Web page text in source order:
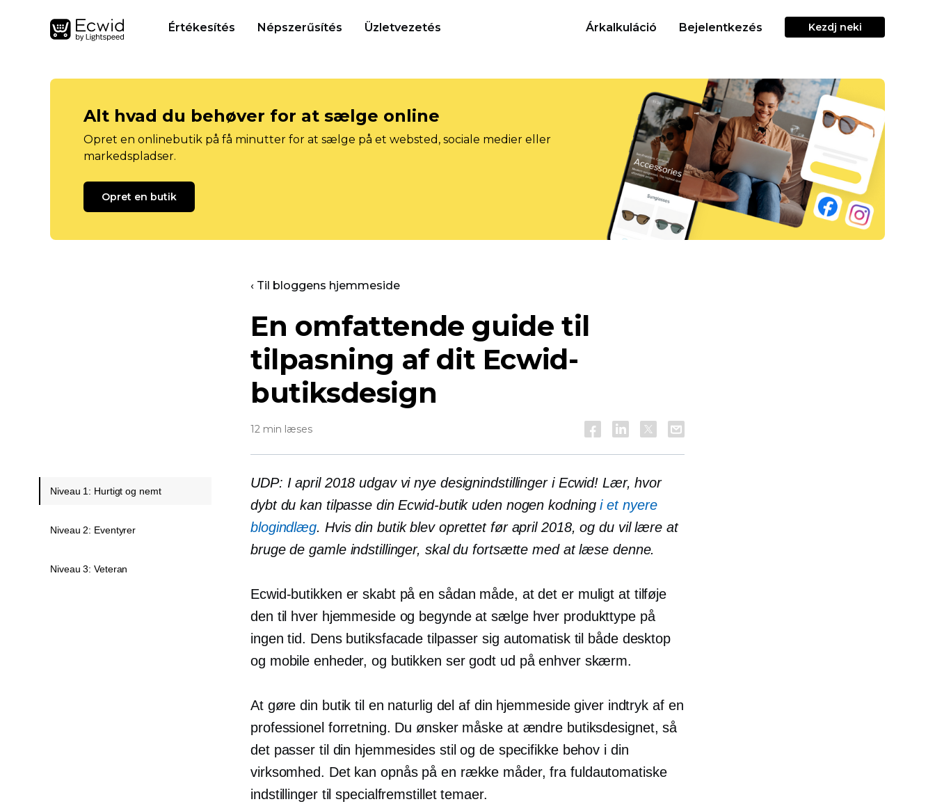
Értékesítés Népszerűsítés Üzletvezetés Árkalkuláció Bejelentkezés Kezdj neki
Alt hvad du behøver for at sælge online
Opret en onlinebutik på få minutter for at sælge på et websted, sociale medier eller
markedspladser.
Opret en butik
‹ Til bloggens hjemmeside
En omfattende guide til
tilpasning af dit Ecwid-
butiksdesign
12 min læses
UDP: I april 2018 udgav vi nye designindstillinger i Ecwid! Lær, hvor
dybt du kan tilpasse din Ecwid-butik uden nogen kodningi et nyere
blogindlæg. Hvis din butik blev oprettet før april 2018, og du vil lære at
bruge de gamle indstillinger, skal du fortsætte med at læse denne.
Ecwid-butikken er skabt på en sådan måde, at det er muligt at tilføje
den til hver hjemmeside og begynde at sælge hver produkttype på
ingen tid. Dens butiksfacade tilpasser sig automatisk til både desktop
og mobile enheder, og butikken ser godt ud på enhver skærm.
At gøre din butik til en naturlig del af din hjemmeside giver indtryk af en
professionel forretning. Du ønsker måske at ændre butiksdesignet, så
det passer til din hjemmesides stil og de specifikke behov i din
virksomhed. Det kan opnås på en række måder, fra fuldautomatiske
indstillinger tilspecialfremstillettemaer.
Niveau 1: Hurtigt og nemt
Niveau 2: Eventyrer
Niveau 3: Veteran